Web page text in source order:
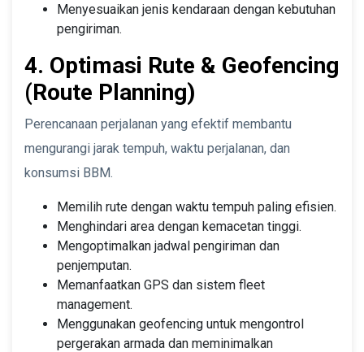
Menyesuaikan jenis kendaraan dengan kebutuhan
pengiriman.
4. Optimasi Rute & Geofencing
(Route Planning)
Perencanaan perjalanan yang efektif membantu
mengurangi jarak tempuh, waktu perjalanan, dan
konsumsi BBM.
Memilih rute dengan waktu tempuh paling efisien.
Menghindari area dengan kemacetan tinggi.
Mengoptimalkan jadwal pengiriman dan
penjemputan.
Memanfaatkan GPS dan sistem fleet
management.
Menggunakan geofencing untuk mengontrol
pergerakan armada dan meminimalkan